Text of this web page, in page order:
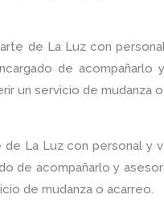
de La Luz con
de
un servicio de mudanza
La Luz con personal y
de acompañarlo y
de mudanza o acarreo.